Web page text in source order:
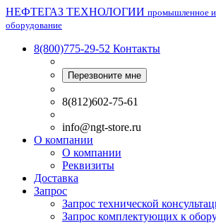
НЕФТЕГАЗ ТЕХНОЛОГИИ промышленное и
оборудование
8(800)775-29-52 Контакты
Перезвоните мне
8(812)602-75-61
info@ngt-store.ru
О компании
О компании
Реквизиты
Доставка
Запрос
Запрос технической
Запрос комплектующих к